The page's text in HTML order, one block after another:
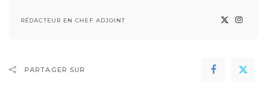
RÉDACTEUR EN CHEF ADJOINT
PARTAGER SUR